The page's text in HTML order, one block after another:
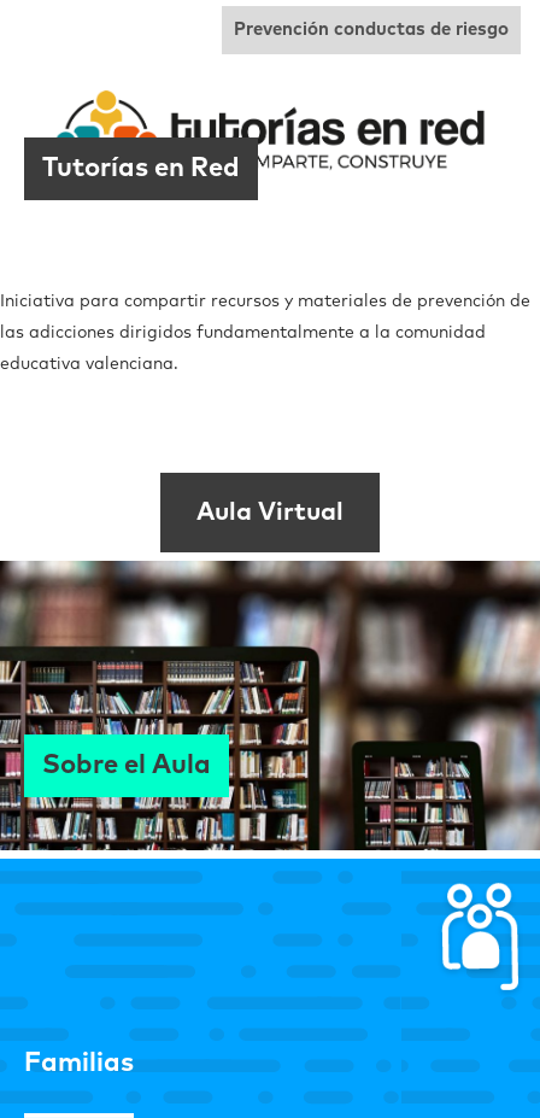
Tutorías en Red
Prevención conductas de riesgo
Iniciativa para compartir recursos y materiales de prevención de
las adicciones dirigidos fundamentalmente a la comunidad
educativa valenciana.
Aula Virtual
Sobre el Aula
Familias